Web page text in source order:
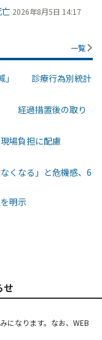
2026年8月5日 14:17
一覧
減」 診療行為別統計
経過措置後の取り
場負担に配慮
なる」と危機感、6
明示
せ
になります。なお、WEB